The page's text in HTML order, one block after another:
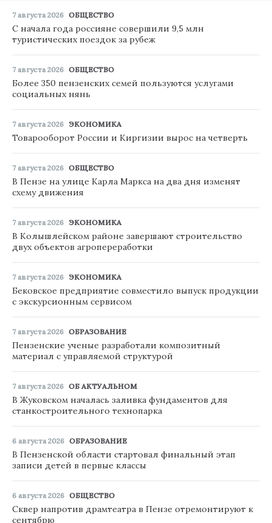
7 августа 2026 ОБЩЕСТВО
С начала года россияне совершили 9,5 млн
туристических поездок за рубеж
7 августа 2026 ОБЩЕСТВО
Более 350 пензенских семей пользуются услугами
социальных нянь
7 августа 2026 ЭКОНОМИКА
Товарооборот России и Киргизии вырос на четверть
7 августа 2026 ОБЩЕСТВО
В Пензе на улице Карла Маркса на два дня изменят
схему движения
7 августа 2026 ЭКОНОМИКА
В Колышлейском районе завершают строительство
двух объектов агропереработки
7 августа 2026 ЭКОНОМИКА
Бековское предприятие совместило выпуск продукции
с экскурсионным сервисом
7 августа 2026 ОБРАЗОВАНИЕ
Пензенские ученые разработали композитный
материал с управляемой структурой
7 августа 2026 ОБ АКТУАЛЬНОМ
В Жуковском началась заливка фундаментов для
станкостроительного технопарка
6 августа 2026 ОБРАЗОВАНИЕ
В Пензенской области стартовал финальный этап
записи детей в первые классы
6 августа 2026 ОБЩЕСТВО
Сквер напротив драмтеатра в Пензе отремонтируют к
сентябрю